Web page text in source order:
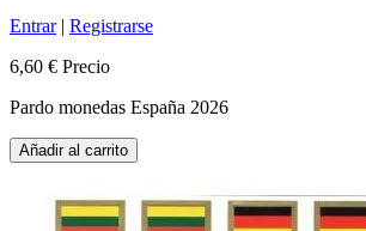
Entrar| Registrarse
6,60 € Precio
Pardo monedas España 2026
Añadir al carrito